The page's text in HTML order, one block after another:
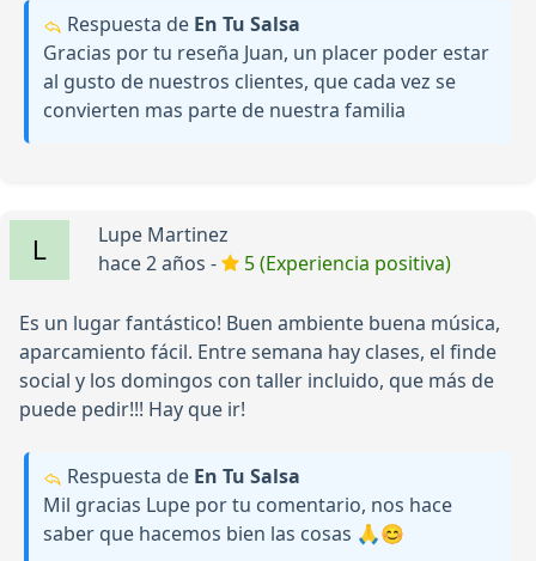
Respuesta de En Tu Salsa
Gracias por tu reseña Juan, un placer poder estar
al gusto de nuestros clientes, que cada vez se
convierten mas parte de nuestra familia
Lupe Martinez
hace 2 años -
5 (Experiencia positiva)
Es un lugar fantástico! Buen ambiente buena música,
aparcamiento fácil. Entre semana hay clases, el finde
social y los domingos con taller incluido, que más de
puede pedir!!! Hay que ir!
Respuesta de En Tu Salsa
Mil gracias Lupe por tu comentario, nos hace
saber que hacemos bien las cosas 🙏😊